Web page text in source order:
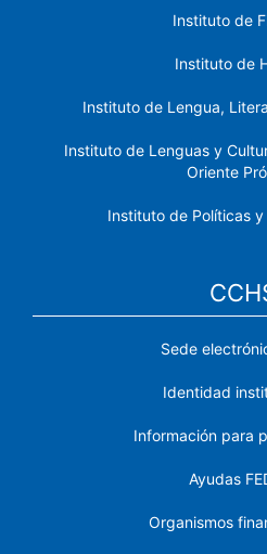
Instituto de
Instituto de
Instituto de Lengua,
Instituto de Lenguas y
Oriente
Instituto de Políticas
Sede
Identidad
Información para
Ayudas
Organismos